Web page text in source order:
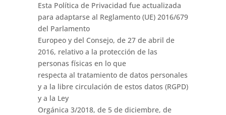
Esta Política de Privacidad fue actualizada
para adaptarse al Reglamento (UE) 2016/679
del Parlamento
Europeo y del Consejo, de 27 de abril de
2016, relativo a la protección de las
personas físicas en lo que
respecta al tratamiento de datos personales
y a la libre circulación de estos datos (RGPD)
y a la Ley
Orgánica 3/2018, de 5 de diciembre, de